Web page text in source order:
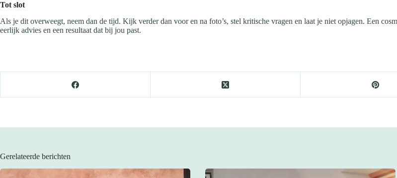
Tot slot
Als je dit overweegt, neem dan de tijd. Kijk verder dan voor en na foto’s, stel kritische vragen en laat je niet opjagen. Een
eerlijk advies en een resultaat dat bij jou past.
Gerelateerde berichten